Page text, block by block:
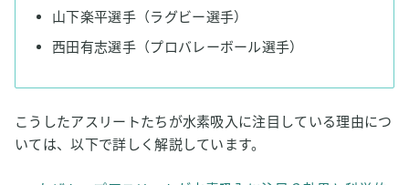
山下楽平選手（ラグビー選手）
西田有志選手（プロバレーボール選手）
こうしたアスリートたちが水素吸入に注目している理由につ
いては、以下で詳しく解説しています。